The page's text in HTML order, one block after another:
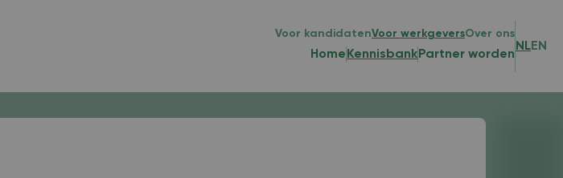
Voor kandidatenVoor werkgeversOver ons
Home Kennisbank Partner worden
EN
NL